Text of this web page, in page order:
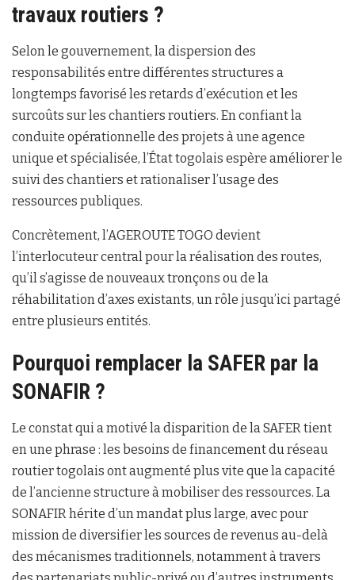
travaux routiers ?
Selon le gouvernement, la dispersion des
responsabilités entre différentes structures a
longtemps favorisé les retards d’exécution et les
surcoûts sur les chantiers routiers. En confiant la
conduite opérationnelle des projets à une agence
unique et spécialisée, l’État togolais espère améliorer le
suivi des chantiers et rationaliser l’usage des
ressources publiques.
Concrètement, l’AGEROUTE TOGO devient
l’interlocuteur central pour la réalisation des routes,
qu’il s’agisse de nouveaux tronçons ou de la
réhabilitation d’axes existants, un rôle jusqu’ici partagé
entre plusieurs entités.
Pourquoi remplacer la SAFER par la
SONAFIR ?
Le constat qui a motivé la disparition de la SAFER tient
en une phrase : les besoins de financement du réseau
routier togolais ont augmenté plus vite que la capacité
de l’ancienne structure à mobiliser des ressources. La
SONAFIR hérite d’un mandat plus large, avec pour
mission de diversifier les sources de revenus au-delà
des mécanismes traditionnels, notamment à travers